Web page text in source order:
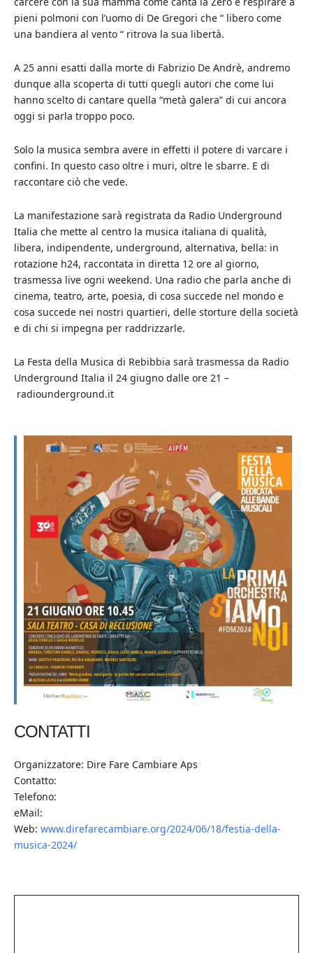
pieni polmoni con l’uomo di De Gregori che “ libero come
una bandiera al vento “ ritrova la sua libertà.
A 25 anni esatti dalla morte di Fabrizio De Andrè, andremo
dunque alla scoperta di tutti quegli autori che come lui
hanno scelto di cantare quella “metà galera” di cui ancora
oggi si parla troppo poco.
Solo la musica sembra avere in effetti il potere di varcare i
confini. In questo caso oltre i muri, oltre le sbarre. E di
raccontare ciò che vede.
La manifestazione sarà registrata da Radio Underground
Italia che mette al centro la musica italiana di qualità,
libera, indipendente, underground, alternativa, bella: in
rotazione h24, raccontata in diretta 12 ore al giorno,
trasmessa live ogni weekend. Una radio che parla anche di
cinema, teatro, arte, poesia, di cosa succede nel mondo e
cosa succede nei nostri quartieri, delle storture della società
e di chi si impegna per raddrizzarle.
La Festa della Musica di Rebibbia sarà trasmessa da Radio
Underground Italia il 24 giugno dalle ore 21 –
radiounderground.it
CONTATTI
Organizzatore: Dire Fare Cambiare Aps
Contatto:
Telefono:
eMail:
Web: www.direfarecambiare.org/2024/06/18/festia-della-
musica-2024/